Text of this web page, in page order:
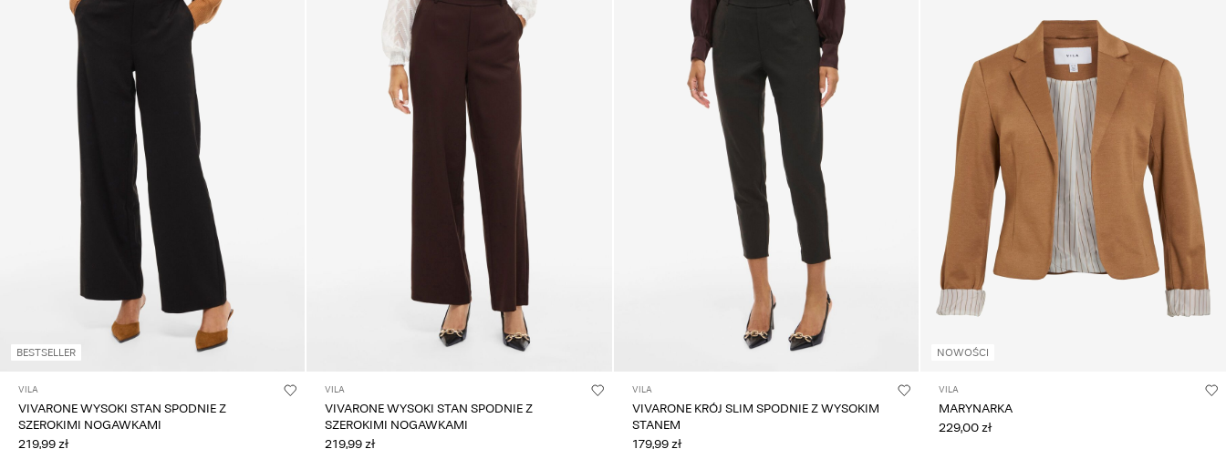
BESTSELLER
VILA
VIVARONE WYSOKI STAN SPODNIE Z
SZEROKIMI NOGAWKAMI
219,99 zł
VILA
VIVARONE WYSOKI STAN SPODNIE Z
SZEROKIMI NOGAWKAMI
219,99 zł
VILA
VIVARONE KRÓJ SLIM SPODNIE Z WYSOKIM
STANEM
179,99 zł
NOWOŚCI
VILA
MARYNARKA
229,00 zł